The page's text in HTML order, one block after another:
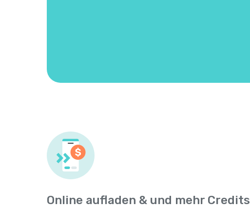
Online aufladen & und mehr Credits